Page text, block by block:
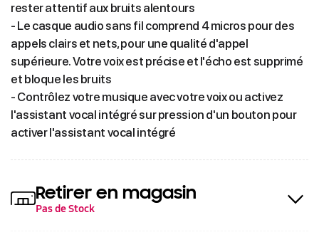
rester attentif aux bruits alentours
- Le casque audio sans fil comprend 4 micros pour des
appels clairs et nets, pour une qualité d'appel
supérieure. Votre voix est précise et l'écho est supprimé
et bloque les bruits
- Contrôlez votre musique avec votre voix ou activez
l'assistant vocal intégré sur pression d'un bouton pour
activer l'assistant vocal intégré
Retirer en magasin
Pas de Stock